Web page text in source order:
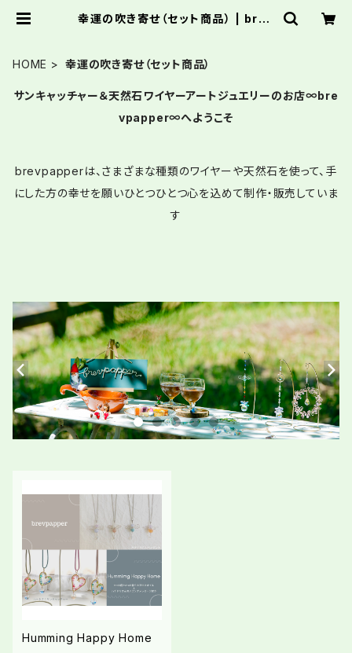
幸運の吹き寄せ（セット商品） | brev
HOME 幸運の吹き寄せ（セット商品）
サンキャッチャー＆天然石ワイヤーアートジュエリーのお店∞bre
vpapper∞へようこそ
brevpapperは、さまざまな種類のワイヤーや天然石を使って、手
にした方の幸せを願いひとつひとつ心を込めて制作・販売していま
す
Humming Happy Home